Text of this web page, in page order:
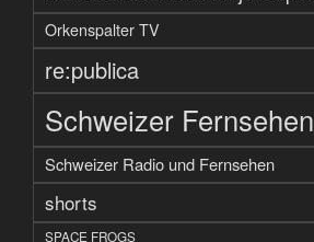
Orkenspalter TV
re:publica
Schweizer Fernsehen
Schweizer Radio und Fernsehen
shorts
SPACE FROGS